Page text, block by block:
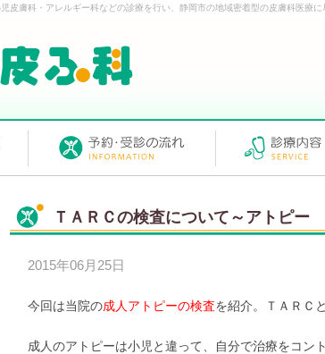
皮膚科・アレルギー科などの診療を行い、静岡市の地域密着型の皮膚科医療に
ＴＡＲＣの検査について～アトピー
2015年06月25日
今回は当院の成人アトピーの検査を紹介。ＴＡＲＣ
成人のアトピーは小児と違って、自分で治療をコン